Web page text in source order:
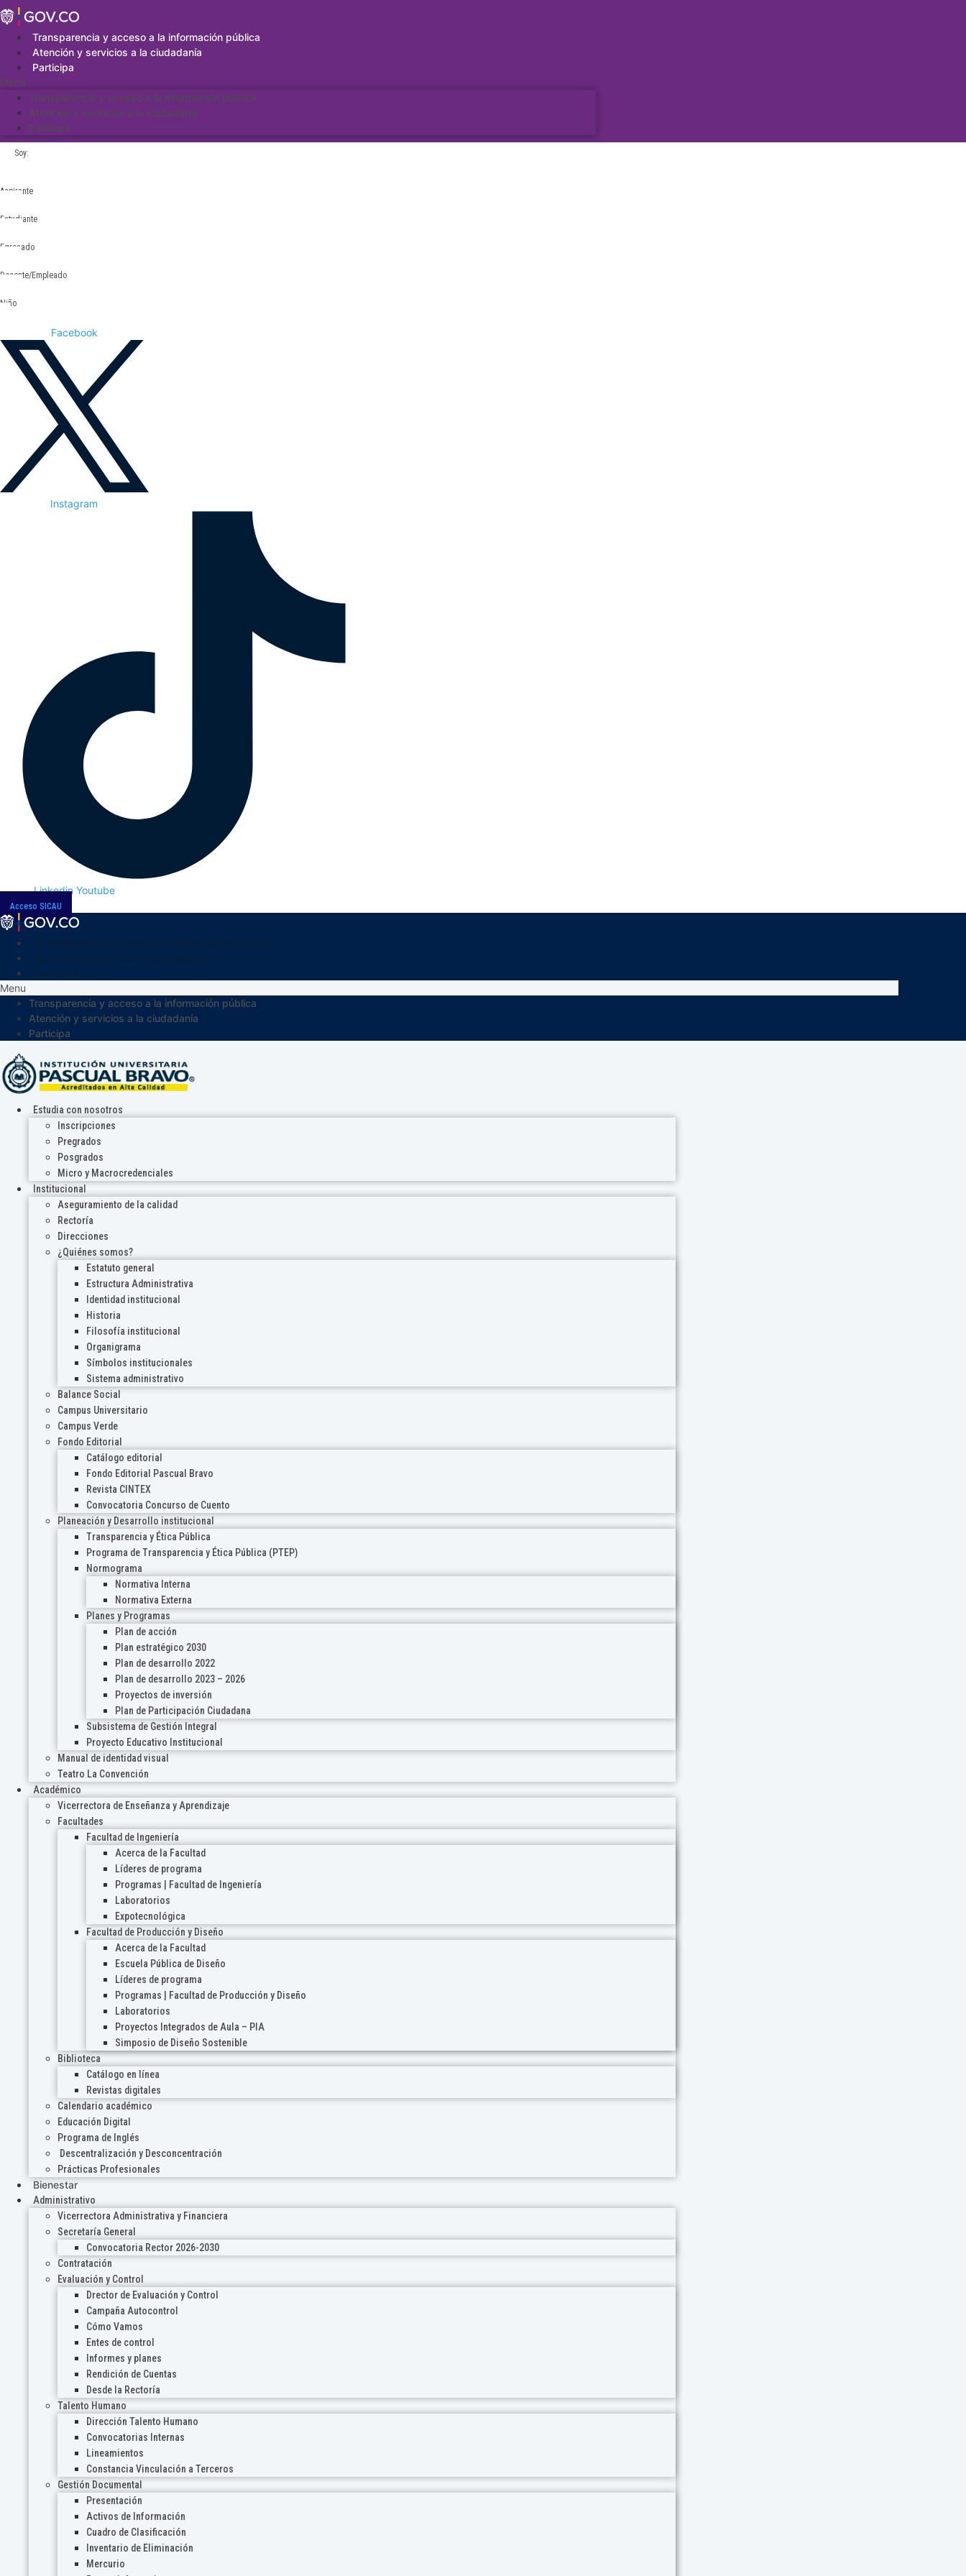
Saltar
al
contenidoTransparencia y acceso a la información pública
Atención y servicios a la ciudadanía
Participa
Menu
Transparencia y acceso a la información pública
Atención y servicios a la ciudadanía
Participa
Soy:
Aspirante
Estudiante
Egresado
Docente/Empleado
Niño
Facebook
Instagram
Linkedin Youtube
Acceso SICAU
Menu
Transparencia y acceso a la información pública
Atención y servicios a la ciudadanía
Participa
Estudia con nosotros
Inscripciones
Pregrados
Posgrados
Micro y Macrocredenciales
Institucional
Aseguramiento de la calidad
Rectoría
Direcciones
¿Quiénes somos?
Estatuto general
Estructura Administrativa
Identidad institucional
Historia
Filosofía institucional
Organigrama
Símbolos institucionales
Sistema administrativo
Balance Social
Campus Universitario
Campus Verde
Fondo Editorial
Catálogo editorial
Fondo Editorial Pascual Bravo
Revista CINTEX
Convocatoria Concurso de Cuento
Planeación y Desarrollo institucional
Transparencia y Ética Pública
Programa de Transparencia y Ética Pública (PTEP)
Normograma
Normativa Interna
Normativa Externa
Planes y Programas
Plan de acción
Plan estratégico 2030
Plan de desarrollo 2022
Plan de desarrollo 2023 – 2026
Proyectos de inversión
Plan de Participación Ciudadana
Subsistema de Gestión Integral
Proyecto Educativo Institucional
Manual de identidad visual
Teatro La Convención
Académico
Vicerrectora de Enseñanza y Aprendizaje
Facultades
Facultad de Ingeniería
Acerca de la Facultad
Líderes de programa
Programas | Facultad de Ingeniería
Laboratorios
Expotecnológica
Facultad de Producción y Diseño
Acerca de la Facultad
Escuela Pública de Diseño
Líderes de programa
Programas | Facultad de Producción y Diseño
Laboratorios
Proyectos Integrados de Aula – PIA
Simposio de Diseño Sostenible
Biblioteca
Catálogo en línea
Revistas digitales
Calendario académico
Educación Digital
Programa de Inglés
Descentralización y Desconcentración
Prácticas Profesionales
Bienestar
Administrativo
Vicerrectora Administrativa y Financiera
Secretaría General
Convocatoria Rector 2026-2030
Contratación
Evaluación y Control
Drector de Evaluación y Control
Campaña Autocontrol
Cómo Vamos
Entes de control
Informes y planes
Rendición de Cuentas
Desde la Rectoría
Talento Humano
Dirección Talento Humano
Convocatorias Internas
Lineamientos
Constancia Vinculación a Terceros
Gestión Documental
Presentación
Activos de Información
Cuadro de Clasificación
Inventario de Eliminación
Mercurio